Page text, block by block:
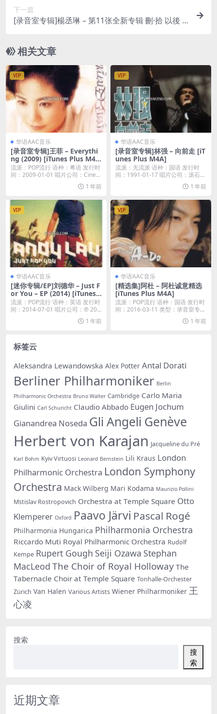
下一篇
[录音室专辑]楊丞琳 – 第11张全新专辑 刪·拾 以後 [i
相关文章
VIP
华语AAC音乐
[录音室专辑]王菲 – Everythi
ng (2009) [iTunes Plus M4
A]
流派：POP流行 语种：粤语 发行时
间：2009-01-01 唱片公司：Cine...
1 年前
VIP
华语AAC音乐
[录音室专辑]林强 – 向前走 [iT
unes Plus M4A]
流派：无流派 语种：国语 发行时
间：1991-01-17 唱片公司：滚石唱
1 年前
VIP
华语AAC音乐
[迷你专辑/EP]刘德华 – Just F
or You – EP (2014) [iTunes
Plus M4A]
流派：POP流行 语种：英语 发行时
间：2014-07-01 唱片公司：℗ 20...
1 年前
VIP
华语AAC音乐
[精选集]阿杜 – 阿杜诚意精选
[iTunes Plus M4A]
流派：POP流行 语种：国语 发行时
间：2016-03-11 类型：录音室专辑
1 年前
标签云
Aleksandra Lewandowska Alex Potter Antal Dorati
Berliner Philharmoniker Berlin
Philharmonic Orchestra Bruno Walter Cambridge Carlo Maria
Giulini Carl Schuricht Claudio Abbado Eugen Jochum
Gianandrea Noseda Gli Angeli Genève
Herbert von Karajan Jacqueline du Pré
Karl Bohm Kyiv Virtuosi Leonard Bernstein Lili Kraus London
Philharmonic Orchestra London Symphony
Orchestra Mack Wilberg Mari Kodama Maurizio Pollini
Mstislav Rostropovich Orchestra at Temple Square Otto
Klemperer Oxford Paavo Järvi Pascal Rogé
Philharmonia Hungarica Philharmonia Orchestra
Riccardo Muti Royal Philharmonic Orchestra Rudolf
Kempe Rupert Gough Seiji Ozawa Stephan
MacLeod The Choir of Royal Holloway The
Tabernacle Choir at Temple Square Tonhalle-Orchester
Zürich Van Halen Various Artists Wiener Philharmoniker 王
心凌
搜索
搜
索
近期文章